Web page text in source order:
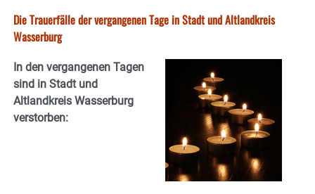
Die Trauerfälle der vergangenen Tage in Stadt und Altlandkreis
Wasserburg
In den vergangenen Tagen
sind in Stadt und
Altlandkreis Wasserburg
verstorben: